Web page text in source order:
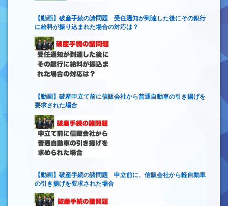
【動画】破産手続の諸問題 受任通知が到達した後にその銀行
に給料が振り込まれた場合の対応は？
【動画】破産申立て前に信販会社から普通自動車の引き揚げを
要求された場合
【動画】破産手続の諸問題 申立前に、信販会社から軽自動車
の引き揚げを要求された場合